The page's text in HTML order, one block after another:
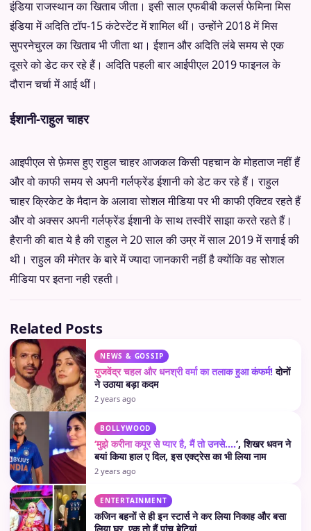
इंडिया राजस्थान का खिताब जीता। इसी साल एफबीबी कलर्स फेमिना मिस
इंडिया में अदिति टॉप-15 कंटेस्टेंट में शामिल थीं। उन्होंने 2018 में मिस
सुपरनेचुरल का खिताब भी जीता था। ईशान और अदिति लंबे समय से एक
दूसरे को डेट कर रहे हैं। अदिति पहली बार आईपीएल 2019 फाइनल के
दौरान चर्चा में आई थीं।
ईशानी-राहुल चाहर
आइपीएल से फ़ेमस हुए राहुल चाहर आजकल किसी पहचान के मोहताज नहीं हैं
और वो काफी समय से अपनी गर्लफ्रेंड ईशानी को डेट कर रहे हैं। राहुल
चाहर क्रिकेट के मैदान के अलावा सोशल मीडिया पर भी काफी एक्टिव रहते हैं
और वो अक्सर अपनी गर्लफ्रेंड ईशानी के साथ तस्वीरें साझा करते रहते हैं।
हैरानी की बात ये है की राहुल ने 20 साल की उम्र में साल 2019 में सगाई की
थी। राहुल की मंगेतर के बारे में ज्यादा जानकारी नहीं है क्योंकि वह सोशल
मीडिया पर इतना नही रहती।
Related Posts
NEWS & GOSSIP
युजवेंद्र चहल और धनश्री वर्मा का तलाक हुआ कंफर्म!दोनों
ने उठाया बड़ा कदम
2 years ago
BOLLYWOOD
‘मुझे करीना कपूर से प्यार है, मैं तो उनसे….’, शिखर धवन ने
बयां किया हाल ए दिल, इस एक्ट्रेस का भी लिया नाम
2 years ago
ENTERTAINMENT
कजिन बहनों से ही इन स्टार्स ने कर लिया निकाह और बसा